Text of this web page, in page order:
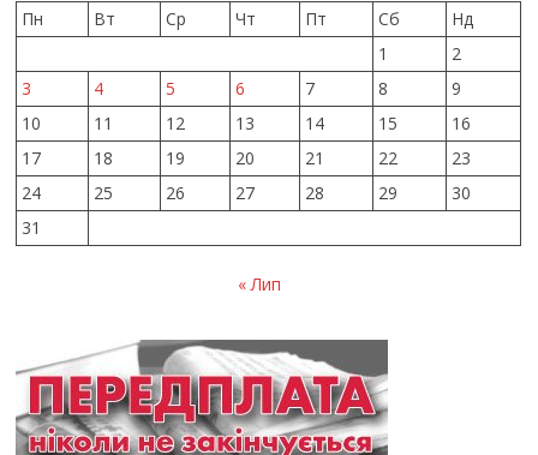
Пн
Вт Ср Чт Пт Сб
Нд
1
2
3
4 5 6 7 8
9
10
11 12 13 14 15
16
17
18 19 20 21 22
23
24
25 26 27 28 29
30
31
« Лип